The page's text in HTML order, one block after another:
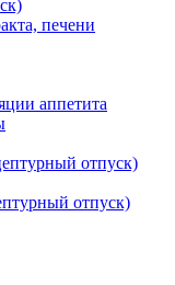
печени
аппетита
отпуск)
отпуск)